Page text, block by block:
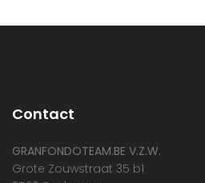
Contact
GRANFONDOTEAM.BE V.Z.W.
Grote Zouwstraat 35 b1